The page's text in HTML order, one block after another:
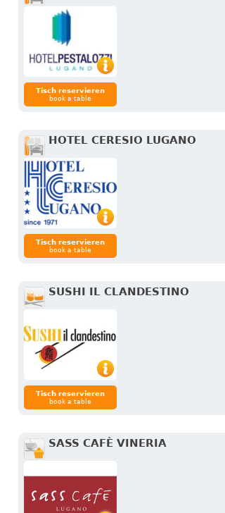
Tisch reservieren
book a table
HOTEL CERESIO LUGANO
Tisch reservieren
book a table
SUSHI IL CLANDESTINO
Tisch reservieren
book a table
SASS CAFÈ VINERIA